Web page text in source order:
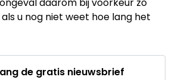
daarom bij voorkeur zo
u nog niet weet hoe lang het
de gratis nieuwsbrief